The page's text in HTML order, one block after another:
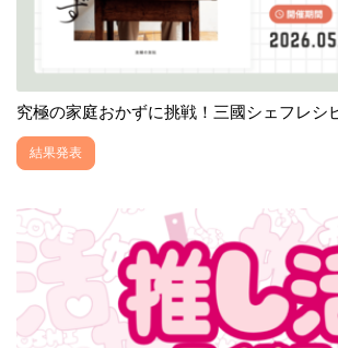
究極の家庭おかずに挑戦！三國シェフレシ
結果発表